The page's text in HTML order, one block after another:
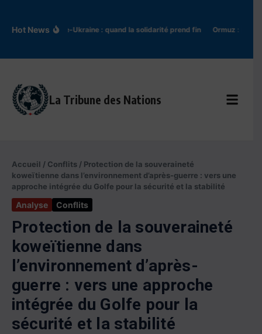
Hot NewsPologne-Ukraine : quand la solidarité prend fin Ormuz :
La Tribune des Nations
Accueil / Conflits / Protection de la souveraineté
koweïtienne dans l’environnement d’après-guerre : vers une
approche intégrée du Golfe pour la sécurité et la stabilité
Analyse Conflits
Protection de la souveraineté
koweïtienne dans
l’environnement d’après-
guerre : vers une approche
intégrée du Golfe pour la
sécurité et la stabilité